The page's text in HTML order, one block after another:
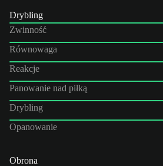
Drybling
Zwinność
Równowaga
Reakcje
Panowanie nad piłką
Drybling
Opanowanie
Obrona